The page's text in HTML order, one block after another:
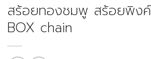
สร้อยทองชมพู สร้อยพิง
BOX chain